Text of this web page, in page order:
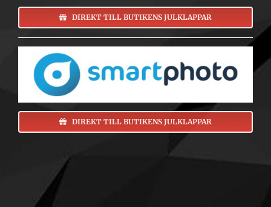
DIREKT TILL BUTIKENS JULKLAPPAR
DIREKT TILL BUTIKENS JULKLAPPAR